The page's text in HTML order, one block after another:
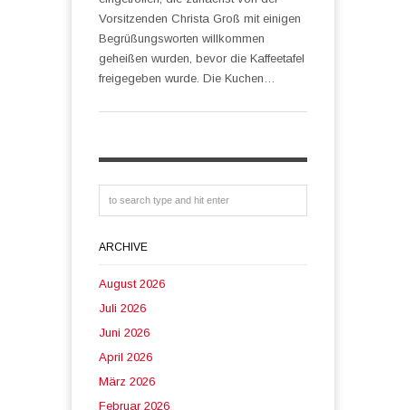
Vorsitzenden Christa Groß mit einigen
Begrüßungsworten willkommen
geheißen wurden, bevor die Kaffeetafel
freigegeben wurde. Die Kuchen…
ARCHIVE
August 2026
Juli 2026
Juni 2026
April 2026
März 2026
Februar 2026